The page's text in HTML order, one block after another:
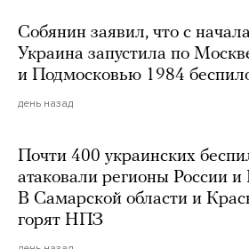
Собянин заявил, что с начала
Украина запустила по
и Подмосковью 1984
день назад
Почти 400 украинских
атаковали регионы России
В Самарской области и
горят НПЗ